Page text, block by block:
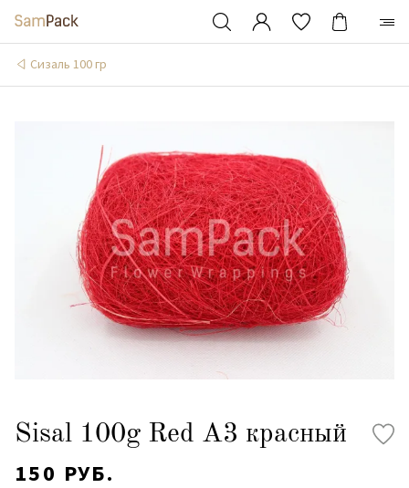
Сизаль 100 гр
Sisal 100g Red A3 красный
150 РУБ.